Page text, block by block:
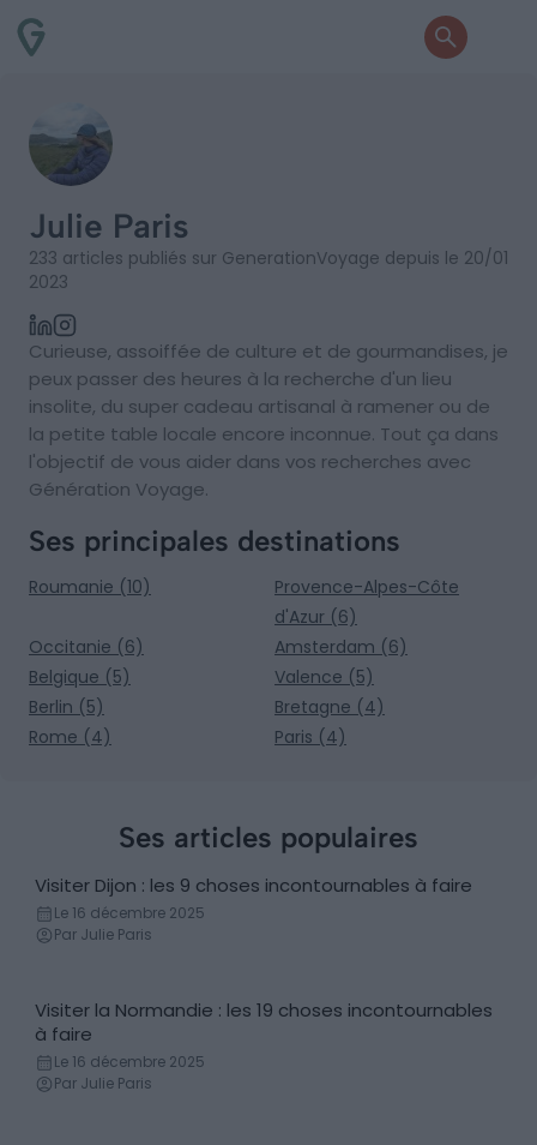
Julie Paris
233 articles publiés sur GenerationVoyage depuis le 20/01
2023
Curieuse, assoiffée de culture et de gourmandises, je
peux passer des heures à la recherche d'un lieu
insolite, du super cadeau artisanal à ramener ou de
la petite table locale encore inconnue. Tout ça dans
l'objectif de vous aider dans vos recherches avec
Génération Voyage.
Ses principales destinations
Roumanie (10)
Provence-Alpes-Côte
d'Azur (6)
Occitanie (6)
Amsterdam (6)
Belgique (5)
Valence (5)
Berlin (5)
Bretagne (4)
Rome (4)
Paris (4)
Ses articles populaires
Incontournables
Visiter Dijon : les 9 choses incontournables à faire
Le 16 décembre 2025
Par Julie Paris
Incontournables
Visiter la Normandie : les 19 choses incontournables
à faire
Le 16 décembre 2025
Par Julie Paris